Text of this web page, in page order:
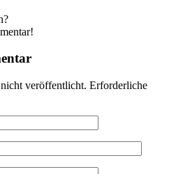
veröffentlicht. Erforderliche